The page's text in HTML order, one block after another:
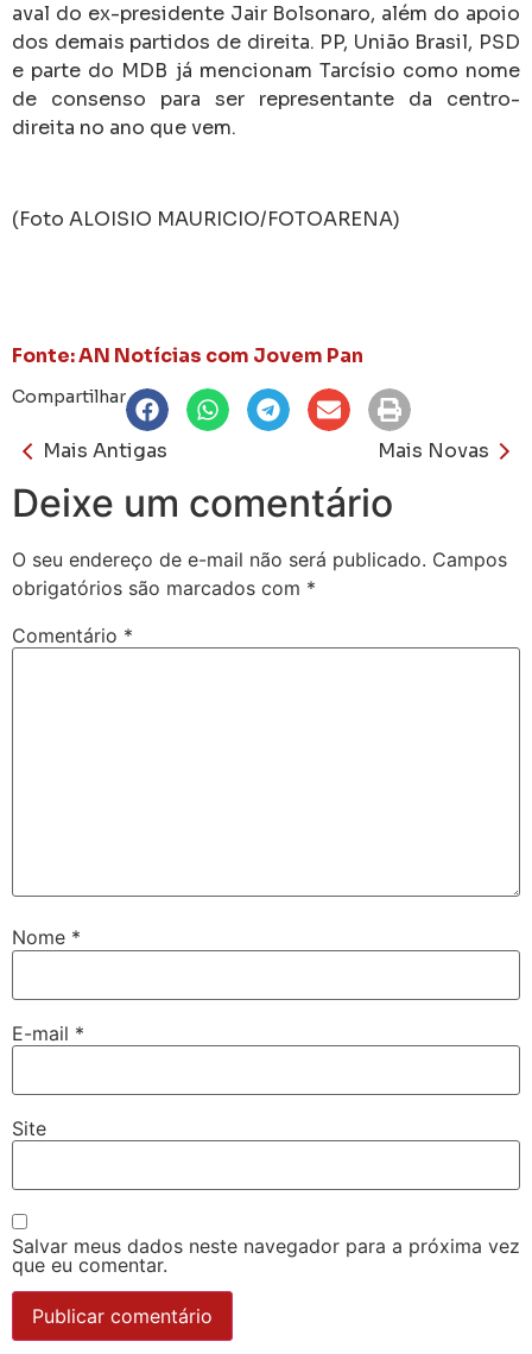
aval do ex-presidente Jair Bolsonaro, além do apoio
dos demais partidos de direita. PP, União Brasil, PSD
e parte do MDB já mencionam Tarcísio como nome
de consenso para ser representante da centro-
direita no ano que vem.
(Foto ALOISIO MAURICIO/FOTOARENA)
Fonte: AN Notícias com Jovem Pan
Compartilhar
Mais Antigas Mais Novas
Deixe um comentário
O seu endereço de e-mail não será publicado. Campos
obrigatórios são marcados com *
Comentário *
Nome *
E-mail *
Site
Salvar meus dados neste navegador para a próxima vez
que eu comentar.